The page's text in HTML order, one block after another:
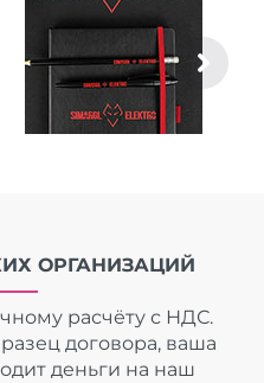
ОРГАНИЗАЦИЙ
расчёту с НДС.
договора, ваша
деньги на наш